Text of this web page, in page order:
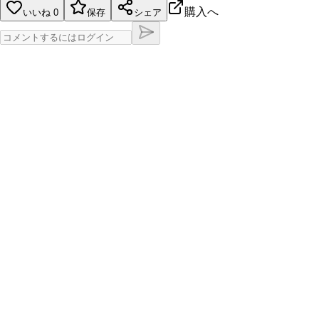
いいね 0 保存 シェア 購入へ